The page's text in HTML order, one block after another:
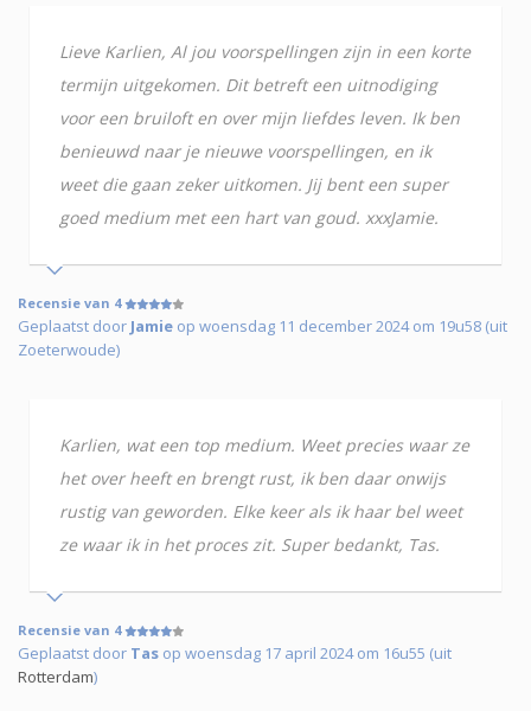
Lieve Karlien, Al jou voorspellingen zijn in een korte
termijn uitgekomen. Dit betreft een uitnodiging
voor een bruiloft en over mijn liefdes leven. Ik ben
benieuwd naar je nieuwe voorspellingen, en ik
weet die gaan zeker uitkomen. Jij bent een super
goed medium met een hart van goud. xxxJamie.
Recensie van 4
Geplaatst door Jamie op woensdag 11 december 2024 om 19u58 (uit
Zoeterwoude)
Karlien, wat een top medium. Weet precies waar ze
het over heeft en brengt rust, ik ben daar onwijs
rustig van geworden. Elke keer als ik haar bel weet
ze waar ik in het proces zit. Super bedankt, Tas.
Recensie van 4
Geplaatst door Tas op woensdag 17 april 2024 om 16u55 (uit
Rotterdam)